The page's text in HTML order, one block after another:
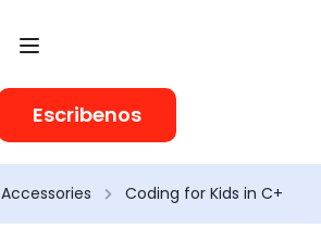
Escribenos
Accessories Coding for Kids in C+